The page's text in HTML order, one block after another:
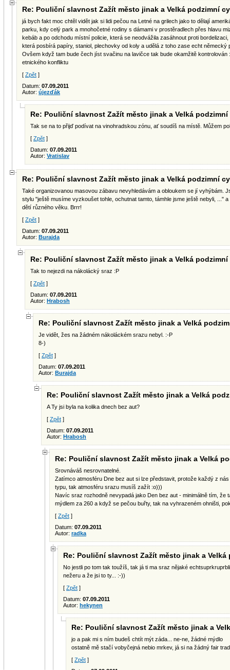
Re: Pouliční slavnost Zažít město jinak a Velká podzimní
já bych fakt moc chtěl vidět jak si lidi pečou na Letné na grilech jako to dělají
parku, kdy celý park a mnohočetné rodiny s dámami v prostěradlech přes hlavu
kebáb a po odchodu místní policie, která se neodvážila zasáhnout proti
která posbírá papíry, staniol, plechovky od koly a udělá z toho zase echt německý
Ovšem když tam bude čech jíst svačinu na lavičce tak bude okamžitě
etnického konfliktu
[ Zpět ]
Datum: 07.09.2011
Autor: újezďák
Re: Pouliční slavnost Zažít město jinak a Velká
Tak se na to přijď podívat na vinohradskou zónu, ať soudíš na místě. Můžem
[ Zpět ]
Datum: 07.09.2011
Autor: Vratislav
Re: Pouliční slavnost Zažít město jinak a Velká podzimní
Také organizovanou masovou zábavu nevyhledávám a obloukem se jí vyhýbám.
stylu "ještě musíme vyzkoušet tohle, ochutnat tamto, támhle jsme ještě nebyli, ..."
dětí různého věku. Brrr!
[ Zpět ]
Datum: 07.09.2011
Autor: Burajda
Re: Pouliční slavnost Zažít město jinak a Velká
Tak to nejezdi na nákolácký sraz :P
[ Zpět ]
Datum: 07.09.2011
Autor: Hrabosh
Re: Pouliční slavnost Zažít město jinak a Velká
Je vidět, žes na žádném nákoláckém srazu nebyl. :-P
8-)
[ Zpět ]
Datum: 07.09.2011
Autor: Burajda
Re: Pouliční slavnost Zažít město jinak a Velká
A Ty jsi byla na kolika dnech bez aut?
[ Zpět ]
Datum: 07.09.2011
Autor: Hrabosh
Re: Pouliční slavnost Zažít město jinak a Velká
Srovnáváš nesrovnatelné.
Zatímco atmosféru Dne bez aut si lze představit, protože každý z
typu, tak atmosféru srazu musíš zažít :o)))
Navíc sraz rozhodně nevypadá jako Den bez aut - minimálně tím, že
mýdlem za 260 a když se pečou buřty, tak na vyhrazeném ohništi,
[ Zpět ]
Datum: 07.09.2011
Autor: radka
Re: Pouliční slavnost Zažít město jinak a
No jestli po tom tak toužíš, tak já ti ma sraz nějaké
nežeru a že jsi to ty... :-))
[ Zpět ]
Datum: 07.09.2011
Autor: hekynen
Re: Pouliční slavnost Zažít město jinak a
jo a pak mi s ním budeš chtít mýt záda... ne-ne, žádné mýdlo
ostatně mě stačí vobyčejná nebio mrkev, já si na žádný fair
[ Zpět ]